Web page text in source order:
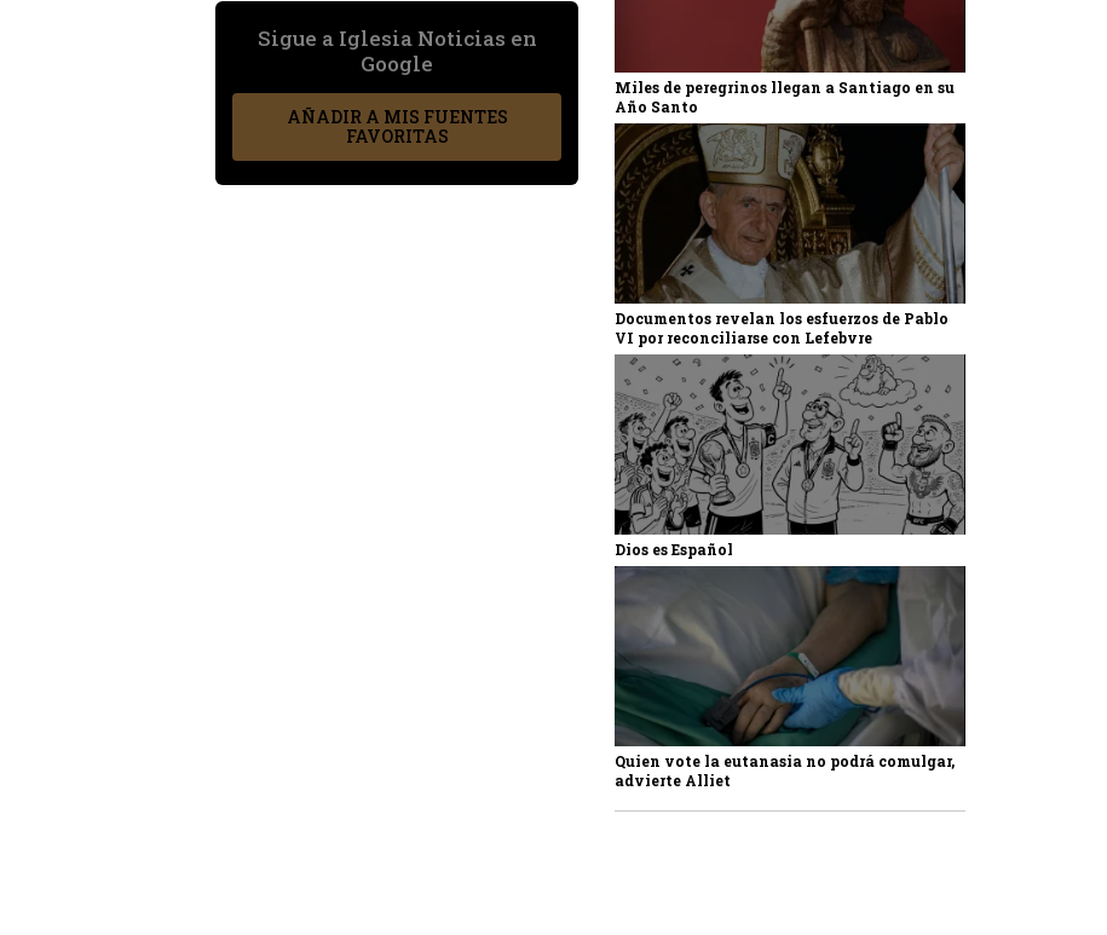
Sigue a Iglesia Noticias en
Google
AÑADIR A MIS FUENTES
FAVORITAS
Miles de peregrinos llegan a Santiago en su
Año Santo
Documentos revelan los esfuerzos de Pablo
VI por reconciliarse con Lefebvre
Dios es Español
Quien vote la eutanasia no podrá comulgar,
advierte Alliet